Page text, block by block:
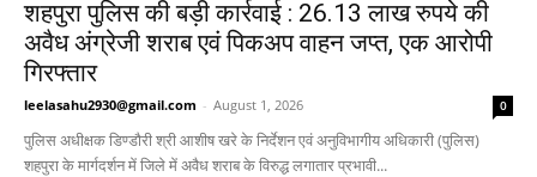
शहपुरा पुलिस की बड़ी कार्रवाई : 26.13 लाख रुपये की
अवैध अंग्रेजी शराब एवं पिकअप वाहन जप्त, एक आरोपी
गिरफ्तार
leelasahu2930@gmail.com - August 1, 2026 0
पुलिस अधीक्षक डिण्डौरी श्री आशीष खरे के निर्देशन एवं अनुविभागीय अधिकारी (पुलिस)
शहपुरा के मार्गदर्शन में जिले में अवैध शराब के विरुद्ध लगातार प्रभावी...